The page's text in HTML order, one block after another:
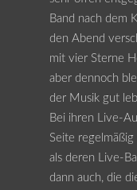
Band nach dem
den Abend
mit vier Sterne
aber dennoch
der Musik gut
Bei ihren Live-
Seite
als deren Live-
dann auch, die